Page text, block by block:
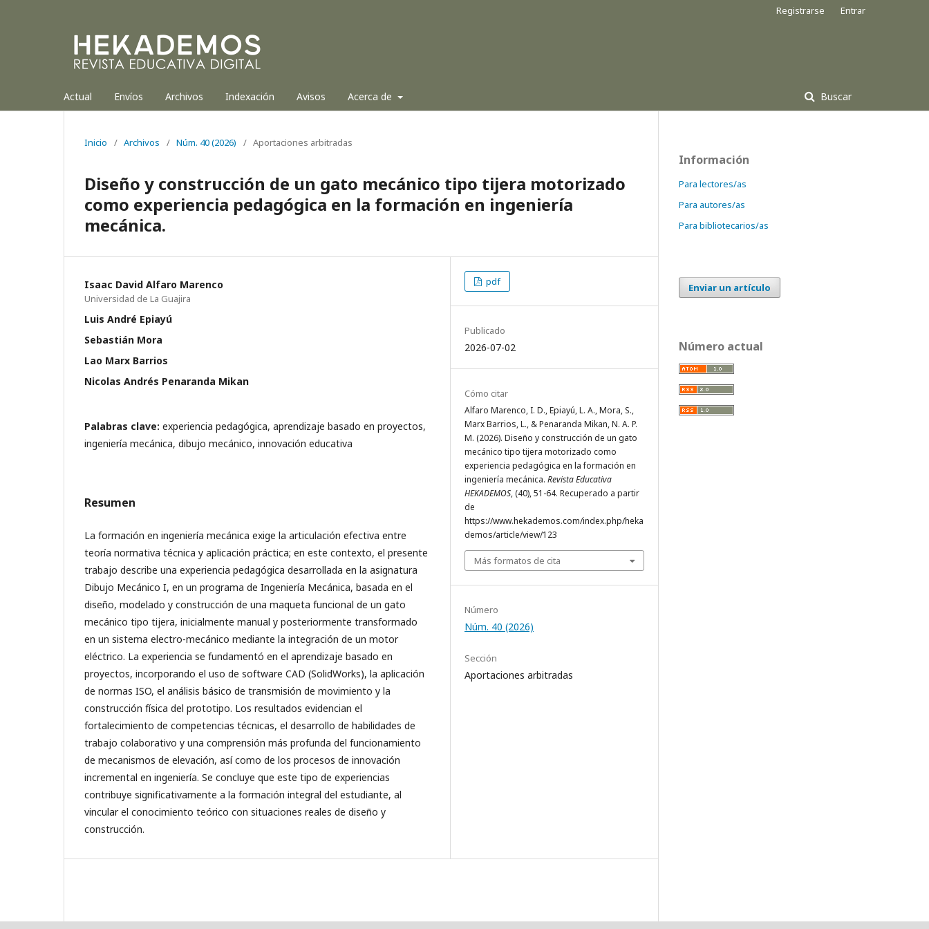
Actual Envíos Archivos Indexación Avisos Acerca de Buscar
Registrarse Entrar
Inicio / Archivos / Núm. 40 (2026) / Aportaciones arbitradas
Diseño y construcción de un gato mecánico tipo tijera motorizado
como experiencia pedagógica en la formación en ingeniería
mecánica.
Isaac David Alfaro Marenco
Universidad de La Guajira
Luis André Epiayú
Sebastián Mora
Lao Marx Barrios
Nicolas Andrés Penaranda Mikan
Palabras clave: experiencia pedagógica, aprendizaje basado en proyectos,
ingeniería mecánica, dibujo mecánico, innovación educativa
Resumen
La formación en ingeniería mecánica exige la articulación efectiva entre
teoría normativa técnica y aplicación práctica; en este contexto, el presente
trabajo describe una experiencia pedagógica desarrollada en la asignatura
Dibujo Mecánico I, en un programa de Ingeniería Mecánica, basada en el
diseño, modelado y construcción de una maqueta funcional de un gato
mecánico tipo tijera, inicialmente manual y posteriormente transformado
en un sistema electro-mecánico mediante la integración de un motor
eléctrico. La experiencia se fundamentó en el aprendizaje basado en
proyectos, incorporando el uso de software CAD (SolidWorks), la aplicación
de normas ISO, el análisis básico de transmisión de movimiento y la
construcción física del prototipo. Los resultados evidencian el
fortalecimiento de competencias técnicas, el desarrollo de habilidades de
trabajo colaborativo y una comprensión más profunda del funcionamiento
de mecanismos de elevación, así como de los procesos de innovación
incremental en ingeniería. Se concluye que este tipo de experiencias
contribuye significativamente a la formación integral del estudiante, al
vincular el conocimiento teórico con situaciones reales de diseño y
construcción.
pdf
Publicado
2026-07-02
Cómo citar
Alfaro Marenco, I. D., Epiayú, L. A., Mora, S.,
Marx Barrios, L., & Penaranda Mikan, N. A. P.
M. (2026). Diseño y construcción de un gato
mecánico tipo tijera motorizado como
experiencia pedagógica en la formación en
ingeniería mecánica. Revista Educativa
HEKADEMOS, (40), 51-64. Recuperado a partir
de
https://www.hekademos.com/index.php/heka
demos/article/view/123
Más formatos de cita
Número
Núm. 40 (2026)
Sección
Aportaciones arbitradas
Información
Para lectores/as
Para autores/as
Para bibliotecarios/as
Enviar un artículo
Número actual